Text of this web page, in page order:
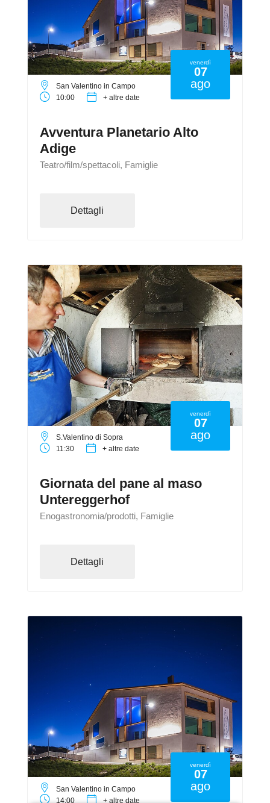
venerdì
07
ago
San Valentino in Campo
10:00
+ altre date
Avventura Planetario Alto
Adige
Teatro/film/spettacoli, Famiglie
Dettagli
venerdì
07
ago
S.Valentino di Sopra
11:30
+ altre date
Giornata del pane al maso
Untereggerhof
Enogastronomia/prodotti, Famiglie
Dettagli
venerdì
07
ago
San Valentino in Campo
14:00
+ altre date